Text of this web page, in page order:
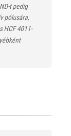
t pedig
pólusára,
HCF 4011-